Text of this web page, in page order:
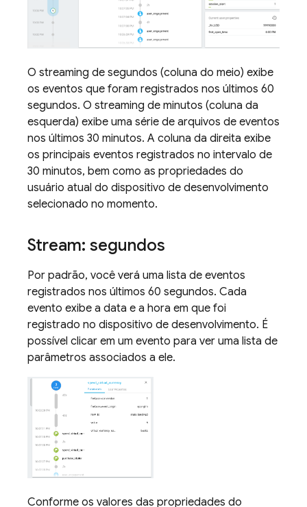
O streaming de segundos (coluna do meio) exibe
os eventos que foram registrados nos últimos 60
segundos. O streaming de minutos (coluna da
esquerda) exibe uma série de arquivos de eventos
nos últimos 30 minutos. A coluna da direita exibe
os principais eventos registrados no intervalo de
30 minutos, bem como as propriedades do
usuário atual do dispositivo de desenvolvimento
selecionado no momento.
Stream: segundos
Por padrão, você verá uma lista de eventos
registrados nos últimos 60 segundos. Cada
evento exibe a data e a hora em que foi
registrado no dispositivo de desenvolvimento. É
possível clicar em um evento para ver uma lista de
parâmetros associados a ele.
Conforme os valores das propriedades do